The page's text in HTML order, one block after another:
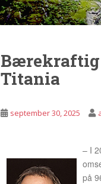
Titania
september 30, 2025
– I
på